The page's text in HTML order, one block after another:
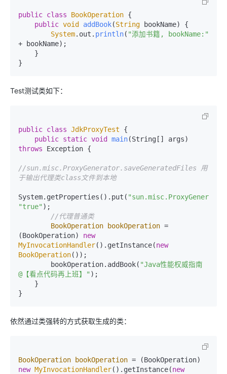
public class BookOperation {
public void addBook(String bookName) {
System. out . println( "添加书籍, bookName:"
+ bookName);
}
Test测试类如下：
public class JdkProxyTest {
public static void main(String[] args)
throws Exception {
//sun.misc.ProxyGenerator.saveGeneratedFiles 用
于输出代理类class文件到本地
System.getProperties().put(
"true" );
//代理普通类
BookOperation bookOperation =
(BookOperation) new
MyInvocationHandler().getInstance(new
BookOperation());
        bookOperation.addBook(
"Java性能权威指南
@【看点代码再上班】" );
}
依然通过类强转的方式获取生成的类：
BookOperation bookOperation =
new MyInvocationHandler().getInstance(new